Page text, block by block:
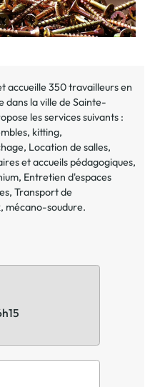
accueille 350 travailleurs en
dans la ville deSainte-
les services suivants :
kitting,
, Location de salles,
et accueils pédagogiques,
, Entretien d'espaces
, Transport de
mécano-soudure.